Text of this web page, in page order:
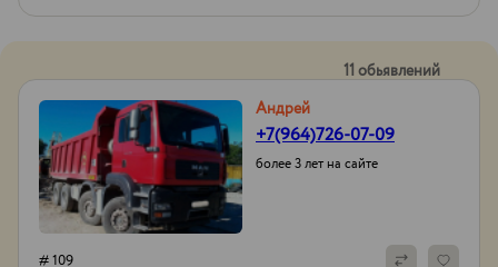
11 обьявлений
Андрей
+7(964)726-07-09
более 3 лет на сайте
# 109